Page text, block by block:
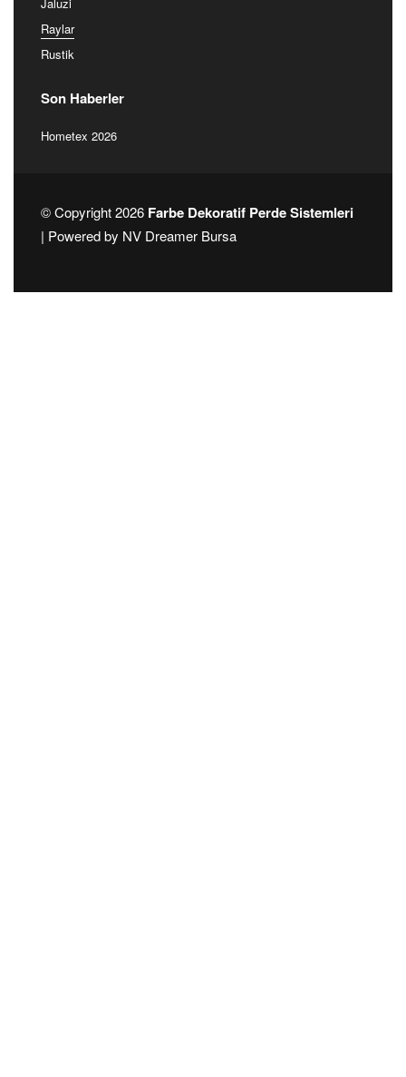
Raylar
Rustik
Son Haberler
Hometex 2026
© Copyright 2026 Farbe Dekoratif Perde Sistemleri
| Powered by NV Dreamer Bursa